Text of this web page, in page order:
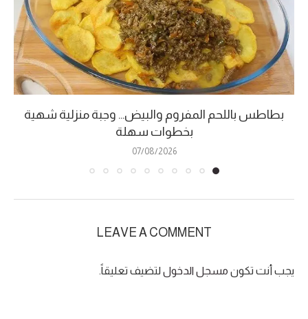
بطاطس باللحم المفروم والبيض… وجبة منزلية شهية
بخطوات سهلة
07/08/2026
LEAVE A COMMENT
يجب أنت تكون مسجل الدخول لتضيف تعليقاً.